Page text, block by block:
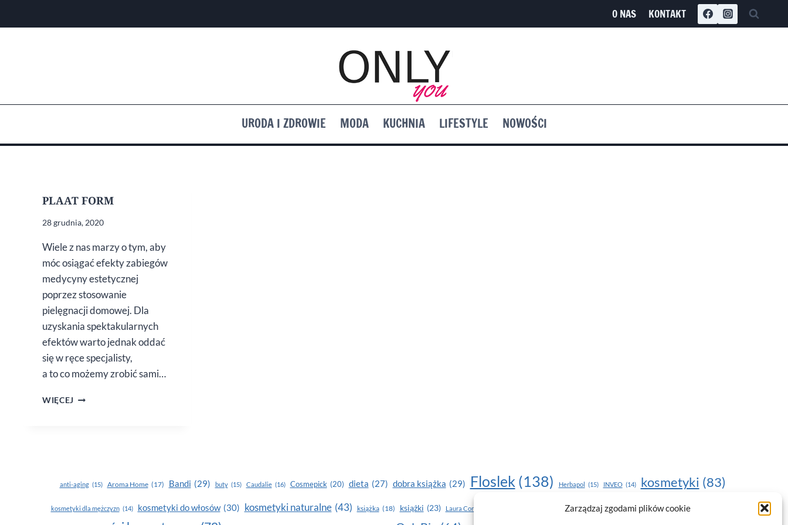
Zarządzaj zgodami plików cookie
O NAS KONTAKT
URODA I ZDROWIE MODA KUCHNIA LIFESTYLE NOWOŚCI
PLAAT FORM
28 grudnia, 2020
Wiele z nas marzy o tym, aby
móc osiągać efekty zabiegów
medycyny estetycznej
poprzez stosowanie
pielęgnacji domowej. Dla
uzyskania spektakularnych
efektów warto jednak oddać
się w ręce specjalisty,
a to co możemy zrobić sami…
WIĘCEJ PLAAT
anti-aging (15) Aroma Home (17) Bandi (29) buty (15) Caudalie (16) Cosmepick (20) dieta (27) dobra książka (29) Floslek (138) Herbapol (15) INVEO (14) kosmetyki (83)
kosmetyki dla mężczyzn (14) kosmetyki do włosów (30) kosmetyki naturalne (43) książka (18) książki (23) Laura Conti moda(187) nawilżanie skóry (22)